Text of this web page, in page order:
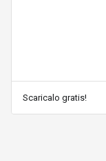
Scaricalo gratis!